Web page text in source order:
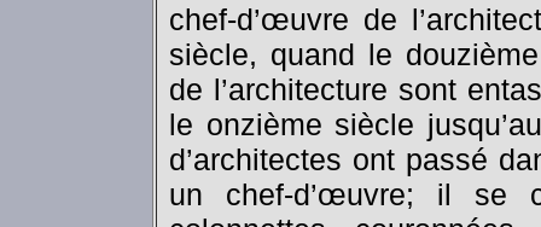
chef-d’œuvre de
siècle, quand le
de l’architecture sont
le onzième siècle
d’architectes ont passé
un chef-d’œuvre; il se